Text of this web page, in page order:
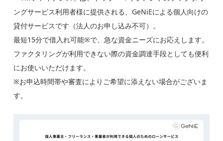
ングサービス利用者様に提供される、GeNiEによる個人向けの
貸付サービスです（法人のお申し込み不可）。
最短15分で借入れ可能※で、急な資金ニーズにお応えします。
ファクタリングが利用できない際の資金調達手段としても便利
にお使いいただけます。
※お申込時間帯や審査によりご希望に添えない場合がございま
す。